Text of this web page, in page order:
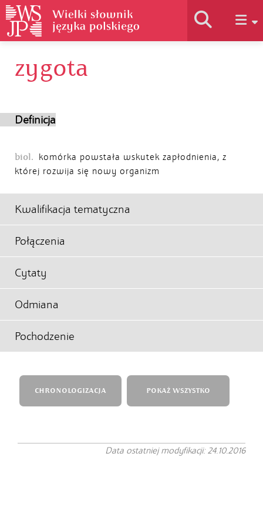
zygota
Definicja
biol.
komórka powstała wskutek zapłodnienia, z
której rozwija się nowy organizm
Kwalifikacja tematyczna
Połączenia
Cytaty
Odmiana
Pochodzenie
CHRONOLOGIZACJA POKAŻ WSZYSTKO
Data ostatniej modyfikacji: 24.10.2016